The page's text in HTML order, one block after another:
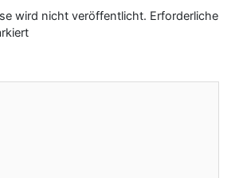
wird nicht veröffentlicht. Erforderliche